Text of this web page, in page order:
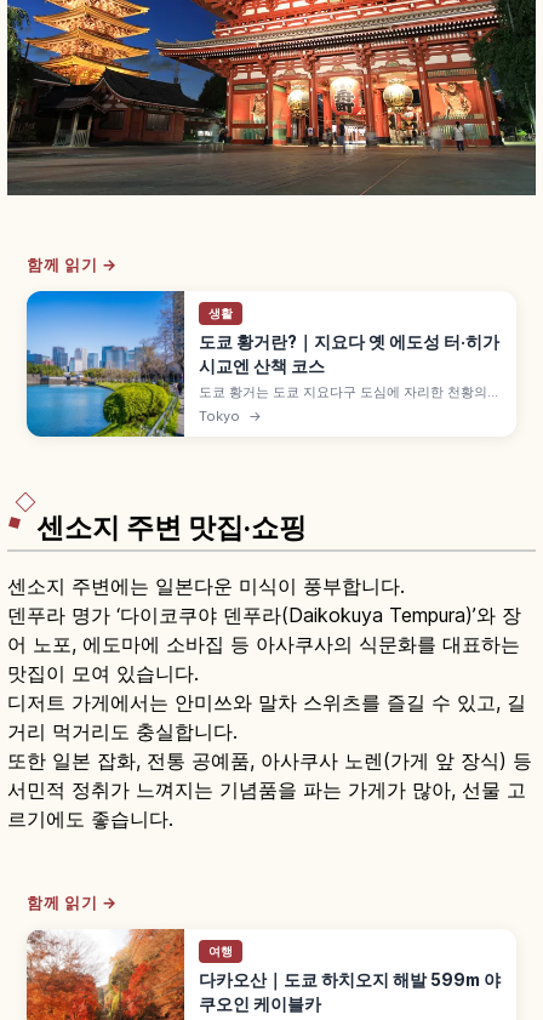
함께 읽기 →
생활
도쿄 황거란?｜지요다 옛 에도성 터·히가
시교엔 산책 코스
도쿄 황거는 도쿄 지요다구 도심에 자리한 천황의
거처이자 옛 에도성 터입니다. 1869년 이후 천황의
거처가 되었으며, 무료 공개되는 황거 히가시교엔,
Tokyo →
센소지 주변 맛집·쇼핑
센소지 주변에는 일본다운 미식이 풍부합니다.
덴푸라 명가 ‘다이코쿠야 덴푸라(Daikokuya Tempura)’와 장
어 노포, 에도마에 소바집 등 아사쿠사의 식문화를 대표하는
맛집이 모여 있습니다.
디저트 가게에서는 안미쓰와 말차 스위츠를 즐길 수 있고, 길
거리 먹거리도 충실합니다.
또한 일본 잡화, 전통 공예품, 아사쿠사 노렌(가게 앞 장식) 등
서민적 정취가 느껴지는 기념품을 파는 가게가 많아, 선물 고
르기에도 좋습니다.
함께 읽기 →
여행
다카오산｜도쿄 하치오지 해발 599m 야
쿠오인 케이블카